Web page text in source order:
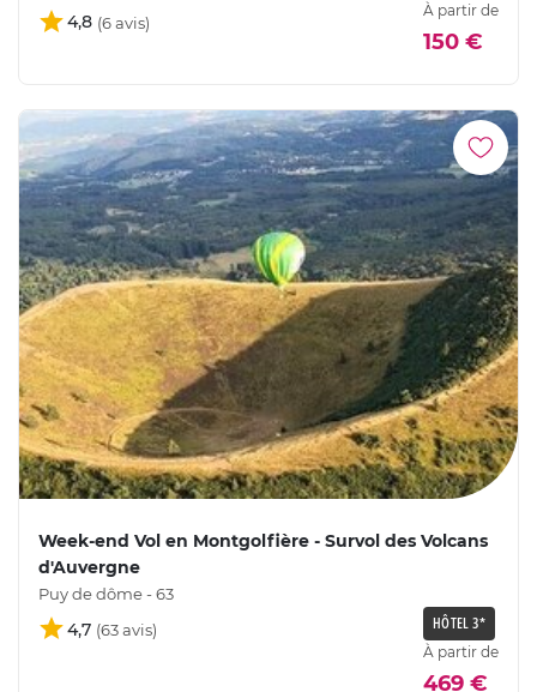
4,8
À partir de
150 €
Week-end Vol en Montgolfière - Survol des Volcans
d'Auvergne
Puy de dôme - 63
4,7 HÔTEL 3*
À partir de
469 €